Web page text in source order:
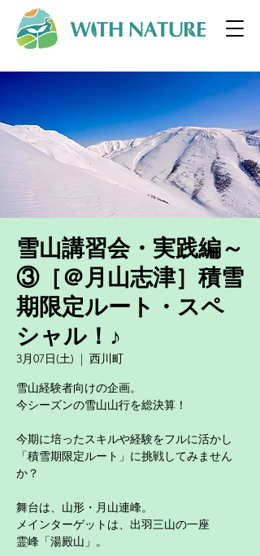
雪山講習会・実践編～
③［＠月山志津］積雪
期限定ルート・スペ
シャル！♪
3月07日(土)
  |
西川町
雪山経験者向けの企画。
今シーズンの雪山山行を総決算！
今期に培ったスキルや経験をフルに活かし
「積雪期限定ルート」に挑戦してみません
か？
舞台は、山形・月山連峰。
メインターゲットは、出羽三山の一座
霊峰「湯殿山」。